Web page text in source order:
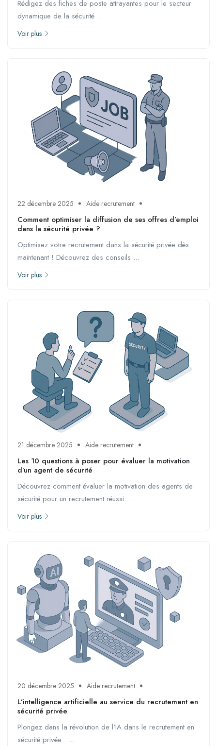
Rédigez des fiches de poste attrayantes pour le secteur
dynamique de la sécurité ...
Voir plus
22 décembre 2025 Aide recrutement
Comment optimiser la diffusion de ses offres d’emploi
dans la sécurité privée ?
Optimisez votre recrutement dans la sécurité privée dès
maintenant ! Découvrez des conseils ...
Voir plus
21 décembre 2025 Aide recrutement
Les 10 questions à poser pour évaluer la motivation
d’un agent de sécurité
Découvrez comment évaluer la motivation des agents de
sécurité pour un recrutement réussi. ...
Voir plus
20 décembre 2025 Aide recrutement
L’intelligence artificielle au service du recrutement en
sécurité privée
Plongez dans la révolution de l'IA dans le recrutement en
sécurité privée : ...